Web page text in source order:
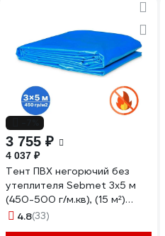
3 755 ₽
4 037 ₽
Тент ПВХ негорючий без
утеплителя Sebmet 3x5 м
(450-500 г/м.кв), (15 м²)
TD079045035П
4.8(33)